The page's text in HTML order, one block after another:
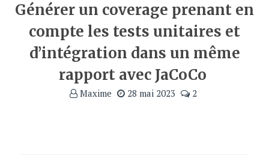
Générer un coverage prenant en
compte les tests unitaires et
d’intégration dans un même
rapport avec JaCoCo
Maxime 28 mai 2023 2